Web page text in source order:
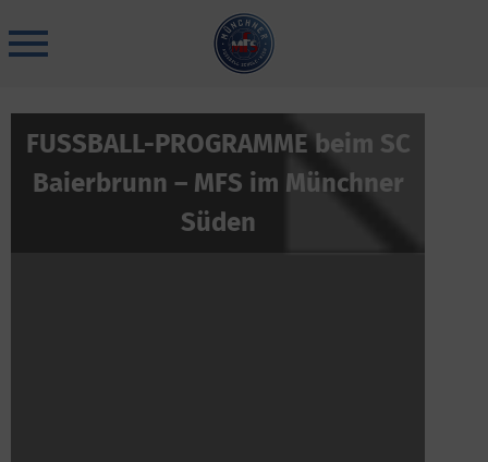
to
content
FUSSBALL-PROGRAMME beim SC
Baierbrunn – MFS im Münchner
Süden